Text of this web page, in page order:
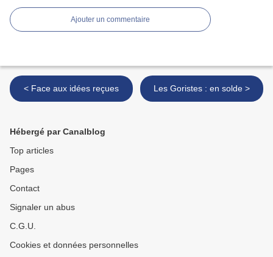
Ajouter un commentaire
< Face aux idées reçues Les Goristes : en solde >
Hébergé par Canalblog
Top articles
Pages
Contact
Signaler un abus
C.G.U.
Cookies et données personnelles